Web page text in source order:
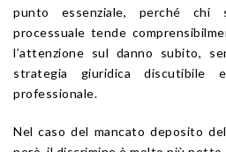
punto essenziale, perché chi
processuale tende
l’attenzione sul danno subito,
strategia giuridica discutibile
professionale.
Nel caso del mancato deposito